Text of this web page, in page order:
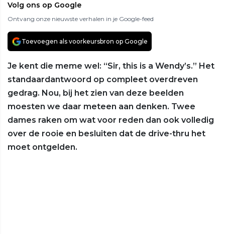
Volg ons op Google
Ontvang onze nieuwste verhalen in je Google-feed
Toevoegen als voorkeursbron op Google
Je kent die meme wel: “Sir, this is a Wendy’s.” Het
standaardantwoord op compleet overdreven
gedrag. Nou, bij het zien van deze beelden
moesten we daar meteen aan denken. Twee
dames raken om wat voor reden dan ook volledig
over de rooie en besluiten dat de drive-thru het
moet ontgelden.